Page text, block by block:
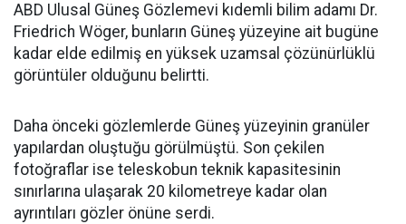
ABD Ulusal Güneş Gözlemevi kıdemli bilim adamı Dr.
Friedrich Wöger, bunların Güneş yüzeyine ait bugüne
kadar elde edilmiş en yüksek uzamsal çözünürlüklü
görüntüler olduğunu belirtti.
Daha önceki gözlemlerde Güneş yüzeyinin granüler
yapılardan oluştuğu görülmüştü. Son çekilen
fotoğraflar ise teleskobun teknik kapasitesinin
sınırlarına ulaşarak 20 kilometreye kadar olan
ayrıntıları gözler önüne serdi.